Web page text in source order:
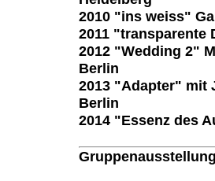
2010 "ins weiss"
2011 "transparente
2012 "Wedding 2"
Berlin
2013 "Adapter" mit
Berlin
2014 "Essenz des